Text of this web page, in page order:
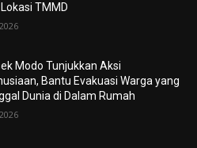
TMMD
Modo Tunjukkan Aksi
Bantu Evakuasi Warga yang
Dunia di Dalam Rumah